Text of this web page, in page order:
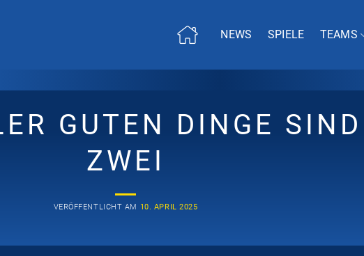
NEWS SPIELE TEAMS
GUTEN DINGE SIND
ZWEI
VERÖFFENTLICHT AM 10. APRIL 2025